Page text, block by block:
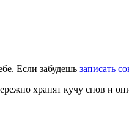
Если забудешь записать
хранят кучу снов и